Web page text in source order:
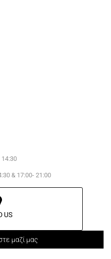
& 17:00- 21:00
US
μαζί μας